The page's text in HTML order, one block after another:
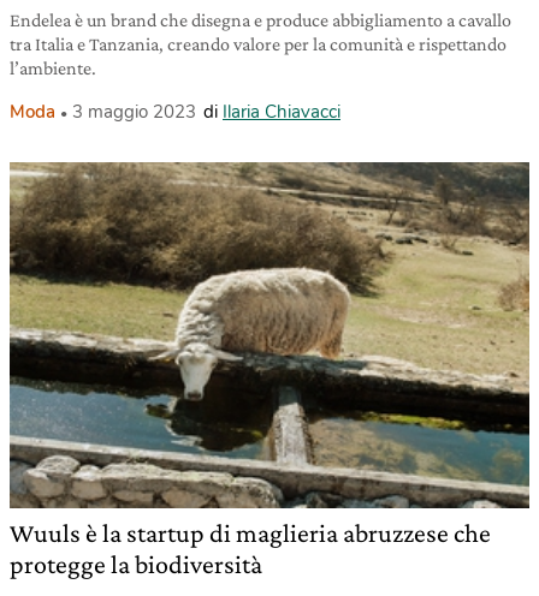
Endelea è un brand che disegna e produce abbigliamento a cavallo
tra Italia e Tanzania, creando valore per la comunità e rispettando
l’ambiente.
Moda 3 maggio 2023 di Ilaria Chiavacci
Wuuls è la startup di maglieria abruzzese che
protegge la biodiversità